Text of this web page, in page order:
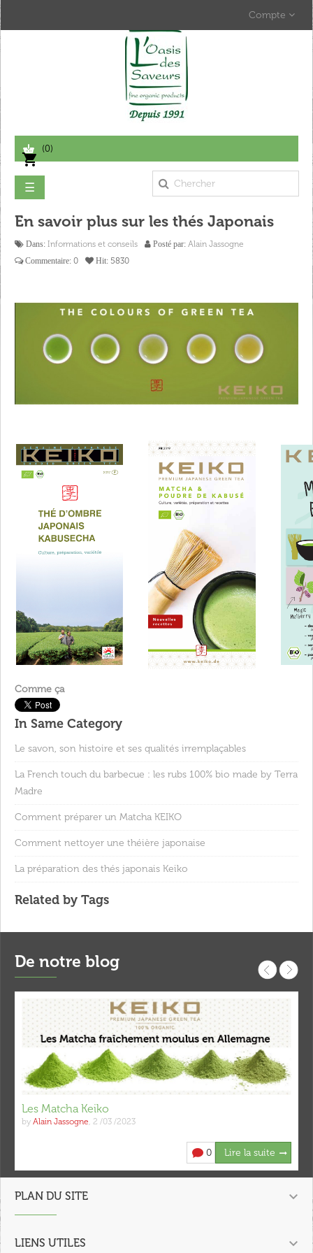
Compte
shopping_cart
(0)
Basculer
la
☰
En savoir plus sur les thés Japonais
Dans: Informations et conseils Posté par: Alain Jassogne
Commentaire: 0 Hit: 5830
Comme ça
In Same Category
Le savon, son histoire et ses qualités irremplaçables
La French touch du barbecue : les rubs 100% bio made by Terra
Madre
Comment préparer un Matcha KEIKO
Comment nettoyer une théière japonaise
La préparation des thés japonais Keiko
Related by Tags
De notre blog
Les Matcha Keiko
by Alain Jassogne, 2 /03 /2023
0 Lire la suite
PLAN DU SITE 
LIENS UTILES 